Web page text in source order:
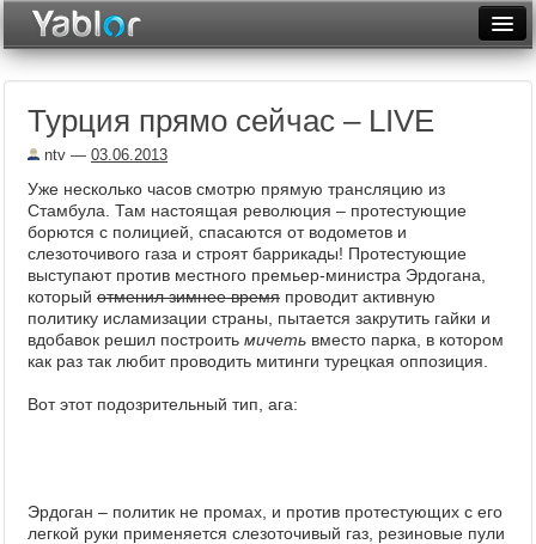
Неделя
Рейтинги
Архив
Фототоп
Видеотоп
Турция прямо сейчас – LIVE
ntv — 03.06.2013
Уже несколько часов смотрю прямую трансляцию из
Стамбула. Там настоящая революция – протестующие
борются с полицией, спасаются от водометов и
слезоточивого газа и строят баррикады! Протестующие
выступают против местного премьер-министра Эрдогана,
который отменил зимнее время проводит активную
политику исламизации страны, пытается закрутить гайки и
вдобавок решил построить мичеть вместо парка, в котором
как раз так любит проводить митинги турецкая оппозиция.
Вот этот подозрительный тип, ага:
Эрдоган – политик не промах, и против протестующих с его
легкой руки применяется слезоточивый газ, резиновые пули